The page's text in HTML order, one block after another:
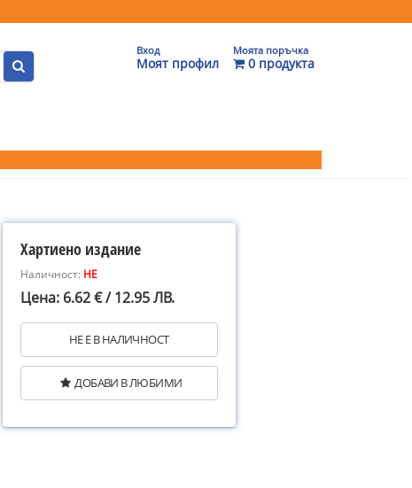
Вход
Моят профил
Моята поръчка
0 продукта
Хартиено издание
Наличност: НЕ
Цена: 6.62 € / 12.95 ЛВ.
НЕ Е В НАЛИЧНОСТ
ДОБАВИ В ЛЮБИМИ